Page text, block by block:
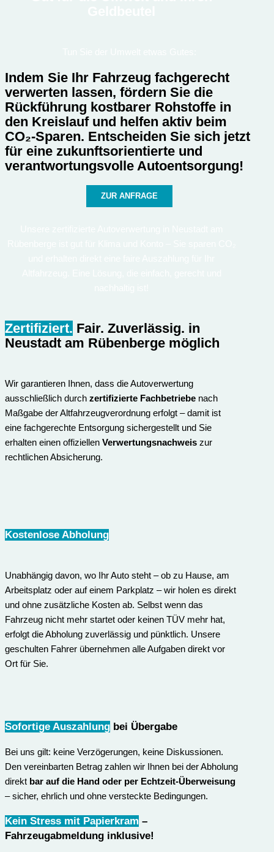
Indem Sie Ihr Fahrzeug fachgerecht
verwerten lassen, fördern Sie die
Rückführung kostbarer Rohstoffe in
den Kreislauf und helfen aktiv beim
CO₂-Sparen. Entscheiden Sie sich jetzt
für eine zukunftsorientierte und
verantwortungsvolle Autoentsorgung!
ZUR ANFRAGE
Zertifiziert. Fair. Zuverlässig. in
Neustadt am Rübenberge möglich
Wir garantieren Ihnen, dass die Autoverwertung
ausschließlich durch zertifizierte Fachbetriebe nach
Maßgabe der Altfahrzeugverordnung erfolgt – damit ist
eine fachgerechte Entsorgung sichergestellt und Sie
erhalten einen offiziellen Verwertungsnachweis zur
rechtlichen Absicherung.
Kostenlose Abholung
Unabhängig davon, wo Ihr Auto steht – ob zu Hause, am
Arbeitsplatz oder auf einem Parkplatz – wir holen es direkt
und ohne zusätzliche Kosten ab. Selbst wenn das
Fahrzeug nicht mehr startet oder keinen TÜV mehr hat,
erfolgt die Abholung zuverlässig und pünktlich. Unsere
geschulten Fahrer übernehmen alle Aufgaben direkt vor
Ort für Sie.
Sofortige Auszahlung bei Übergabe
Bei uns gilt: keine Verzögerungen, keine Diskussionen.
Den vereinbarten Betrag zahlen wir Ihnen bei der Abholung
direkt bar auf die Hand oder per Echtzeit-Überweisung
– sicher, ehrlich und ohne versteckte Bedingungen.
Kein Stress mit Papierkram –
Fahrzeugabmeldung inklusive!